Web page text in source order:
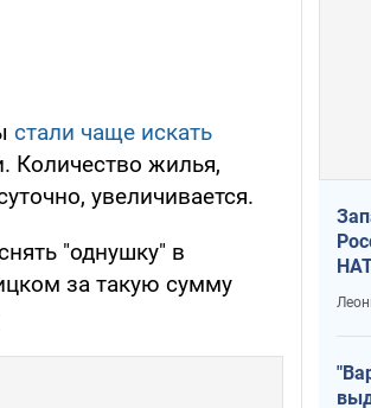
стали чаще искать
Количество жилья,
увеличивается.
"однушку" в
за такую сумму